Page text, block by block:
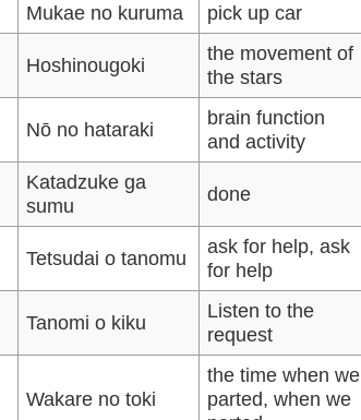
Mukae no kuruma pick up car
Hoshinougoki
the movement of
the stars
Nō no hataraki
brain function
and activity
Katadzuke ga
sumu
done
Tetsudai o tanomu
ask for help, ask
for help
Tanomi o kiku
Listen to the
request
Wakare no toki
the time when we
parted, when we